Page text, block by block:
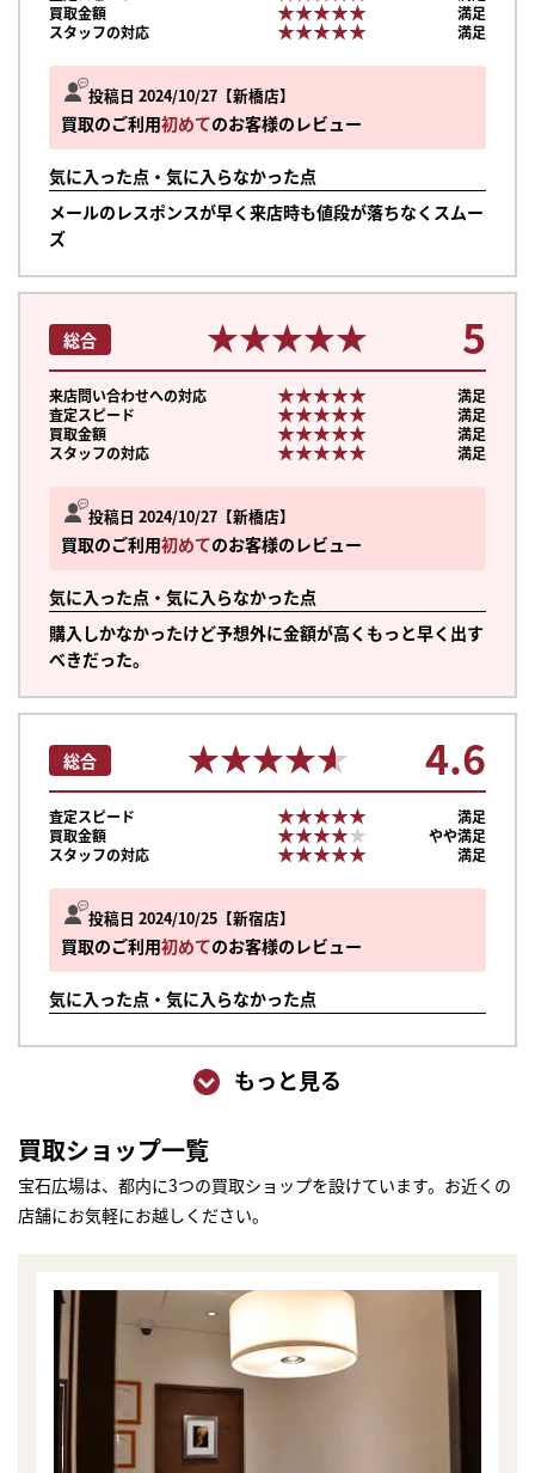
投稿日 2024/10/27 新橋店
買取のご利用初めてのお客様のレビュー
気に入った点・気に入らなかった点
メールのレスポンスが早く来店時も値段が落ちなくスムー
ズ
買取金額
★★★★★
★★★★★
満足
スタッフの対応
★★★★★
★★★★★ 満足
投稿日 2024/10/27 新橋店
買取のご利用初めてのお客様のレビュー
気に入った点・気に入らなかった点
購入しかなかったけど予想外に金額が高くもっと早く出す
べきだった。
総合 ★★★★★
★★★★★ 5
来店問い合わせへの対応 ★★★★★
★★★★★
満足
査定スピード
★★★★★
★★★★★
満足
買取金額
★★★★★
★★★★★
満足
スタッフの対応
★★★★★
★★★★★ 満足
投稿日 2024/10/25 新宿店
買取のご利用初めてのお客様のレビュー
気に入った点・気に入らなかった点
総合 ★★★★★
★★★★★ 4.6
査定スピード ★★★★★
★★★★★
満足
買取金額
★★★★★
★★★★★
やや満足
スタッフの対応
★★★★★
★★★★★ 満足
もっと見る
買取ショップ一覧
宝石広場は、都内に3つの買取ショップを設けています。お近くの
店舗にお気軽にお越しください。